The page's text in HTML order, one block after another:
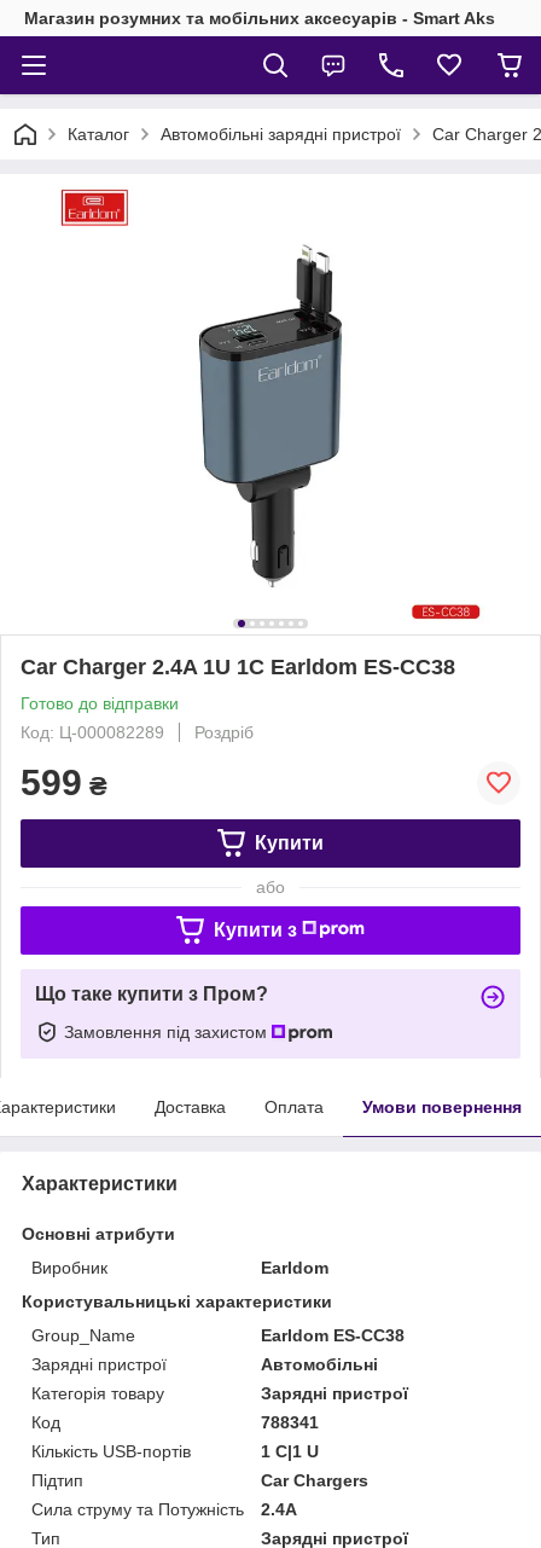
Магазин розумних та мобільних аксесуарів - Smart Aks
Каталог Автомобільні зарядні пристрої Car Charger
Car Charger 2.4A 1U 1C Earldom ES-CC38
Готово до відправки
Код: Ц-000082289
Роздріб
599 ₴
Купити
або
Купити з
Що таке купити з Пром?
Замовлення під захистом
Доставка Оплата Умови повернення
Характеристики
Основні атрибути
Виробник
Earldom
Користувальницькі характеристики
Group_Name
Earldom ES-CC38
Зарядні пристрої
Автомобільні
Категорія товару
Зарядні пристрої
Код
788341
Кількість USB-портів
1 C|1 U
Підтип
Car Chargers
Сила струму та Потужність
2.4A
Тип
Зарядні пристрої